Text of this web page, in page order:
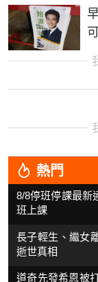
熱門
8/8停班停課最新
班上課
長子輕生、繼女
逝世真相
道奇先發希恩被